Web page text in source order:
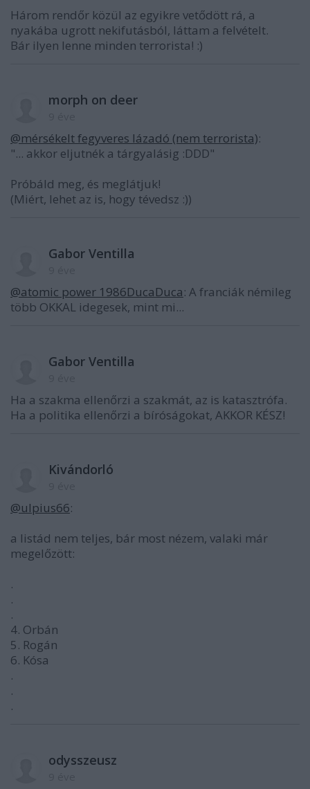
Három rendőr közül az egyikre vetődött rá, a
nyakába ugrott nekifutásból, láttam a felvételt.
Bár ilyen lenne minden terrorista! :)
morph on deer
@mérsékelt fegyveres lázadó (nem terrorista):
"... akkor eljutnék a tárgyalásig :DDD"
Próbáld meg, és meglátjuk!
(Miért, lehet az is, hogy tévedsz :))
Gabor Ventilla
@atomic power 1986DucaDuca: A franciák némileg
több OKKAL idegesek, mint mi...
Gabor Ventilla
Ha a szakma ellenőrzi a szakmát, az is katasztrófa.
Ha a politika ellenőrzi a bíróságokat, AKKOR KÉSZ!
Kivándorló
@ulpius66:
a listád nem teljes, bár most nézem, valaki már
megelőzött:
.
.
.
4. Orbán
5. Rogán
6. Kósa
.
.
.
odysszeusz